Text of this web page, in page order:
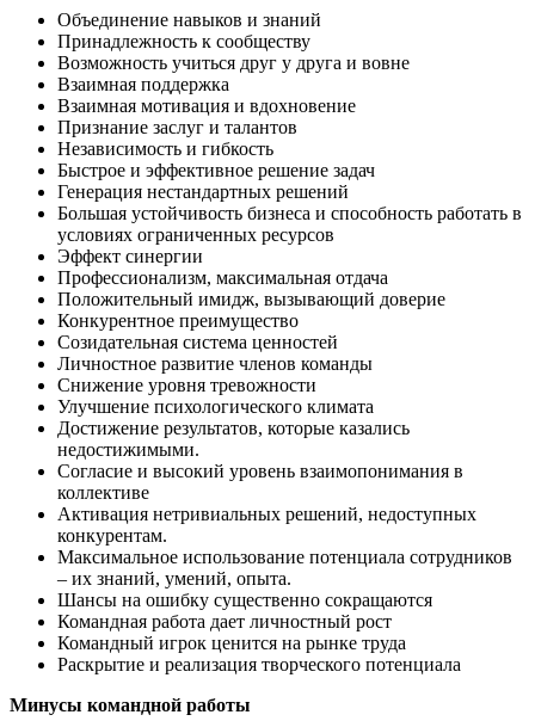
Объединение навыков и знаний
Принадлежность к сообществу
Возможность учиться друг у друга и вовне
Взаимная поддержка
Взаимная мотивация и вдохновение
Признание заслуг и талантов
Независимость и гибкость
Быстрое и эффективное решение задач
Генерация нестандартных решений
Большая устойчивость бизнеса и способность работать в
условиях ограниченных ресурсов
Эффект синергии
Профессионализм, максимальная отдача
Положительный имидж, вызывающий доверие
Конкурентное преимущество
Созидательная система ценностей
Личностное развитие членов команды
Снижение уровня тревожности
Улучшение психологического климата
Достижение результатов, которые казались
недостижимыми.
Согласие и высокий уровень взаимопонимания в
коллективе
Активация нетривиальных решений, недоступных
конкурентам.
Максимальное использование потенциала сотрудников
– их знаний, умений, опыта.
Шансы на ошибку существенно сокращаются
Командная работа дает личностный рост
Командный игрок ценится на рынке труда
Раскрытие и реализация творческого потенциала
Минусы командной работы